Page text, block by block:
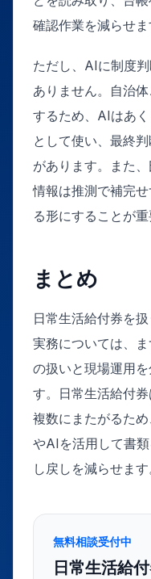
確認作業を減らせま
ただし、AIに制度
ありません。自治
するため、AIはあ
として使い、最終
があります。また
情報は推測で補完
る形にすることが重
まとめ
日常生活給付券を
実務については、
の扱いと現場運用
す。日常生活給付
複数にまたがるた
やAIを活用して書
し戻しを減らせます
無料相談受付中
日常生活給